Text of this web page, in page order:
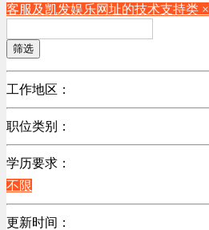
客服及凯发娱乐网址的技术支持类 ×
筛选
工作地区：
不限
职位类别：
不限
机械制造/仪器仪表类
计算机硬件类
销售管理类
学历要求：
不限
更新时间：